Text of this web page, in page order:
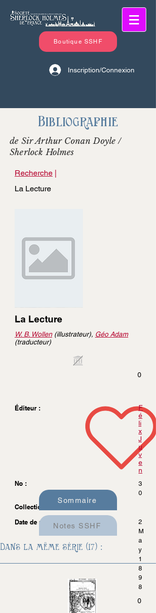
Boutique SSHF
Inscription/Connexion
Bibliographie
de Sir Arthur Conan Doyle /
Sherlock Holmes
Recherche |
La Lecture
La Lecture
W. B. Wollen(illustrateur), Géo Adam
(traducteur)
0
Éditeur :
F
é
li
x
J
u
v
e
n
No :
3
0
Collection :
Date de parution :
2
M
a
y
1
8
9
8
0
Sommaire
Notes SSHF
Dans la même série (17) :